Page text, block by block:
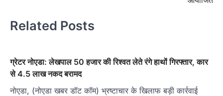
Related Posts
ग्रेटर नोएडा: लेखपाल 50 हजार की रिश्वत लेते रंगे हाथों गिरफ्तार, कार
से 4.5 लाख नकद बरामद
नोएडा, (नोएडा खबर डॉट कॉम) भ्रष्टाचार के खिलाफ बड़ी कार्रवाई